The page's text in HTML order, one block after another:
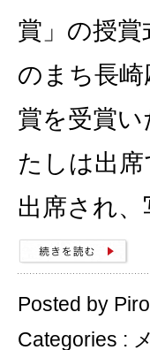
賞」の授賞
のまち長崎
賞を受賞
たしは出
出席され
Posted by
Categories :